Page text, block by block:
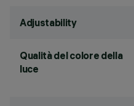
Adjustability
Qualità del colore della
luce